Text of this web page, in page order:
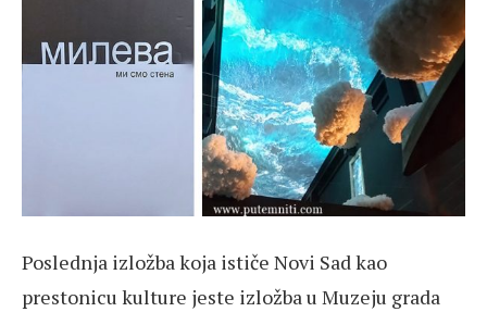
Poslednja izložba koja ističe Novi Sad kao
prestonicu kulture jeste izložba u Muzeju grada